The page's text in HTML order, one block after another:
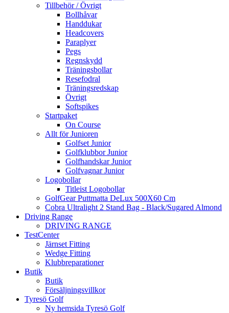
Tillbehör / Övrigt
Bollhåvar
Handdukar
Headcovers
Paraplyer
Pegs
Regnskydd
Träningsbollar
Resefodral
Träningsredskap
Övrigt
Softspikes
Startpaket
On Course
Allt för Junioren
Golfset Junior
Golfklubbor Junior
Golfhandskar Junior
Golfvagnar Junior
Logobollar
Titleist Logobollar
GolfGear Puttmatta DeLux 500X60 Cm
Cobra Ultralight 2 Stand Bag - Black/Sugared Almond
Driving Range
DRIVING RANGE
TestCenter
Järnset Fitting
Wedge Fitting
Klubbreparationer
Butik
Butik
Försäljningsvillkor
Tyresö Golf
Ny hemsida Tyresö Golf